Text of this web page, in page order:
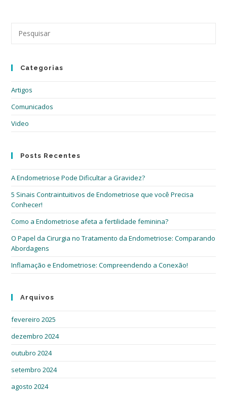
Categorias
Artigos
Comunicados
Video
Posts Recentes
A Endometriose Pode Dificultar a Gravidez?
5 Sinais Contraintuitivos de Endometriose que você Precisa
Conhecer!
Como a Endometriose afeta a fertilidade feminina?
O Papel da Cirurgia no Tratamento da Endometriose: Comparando
Abordagens
Inflamação e Endometriose: Compreendendo a Conexão!
Arquivos
fevereiro 2025
dezembro 2024
outubro 2024
setembro 2024
agosto 2024